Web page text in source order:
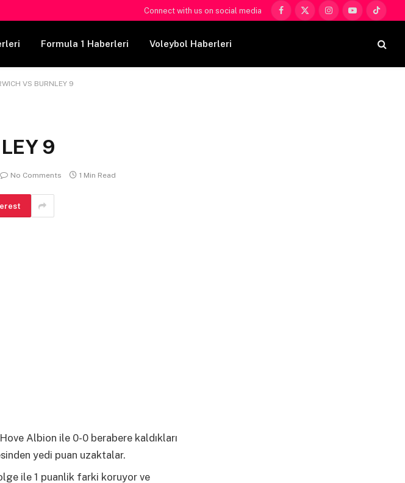
Connect with us on social media
Facebook
X
InstagramYouTubeTikTok
Formula 1 Haberleri Voleybol Haberleri
VS BURNLEY 9
9
No Comments 1 Min Read
Albion ile 0-0 berabere kaldıkları
yedi puan uzaktalar.
ile 1 puanlik farki koruyor ve